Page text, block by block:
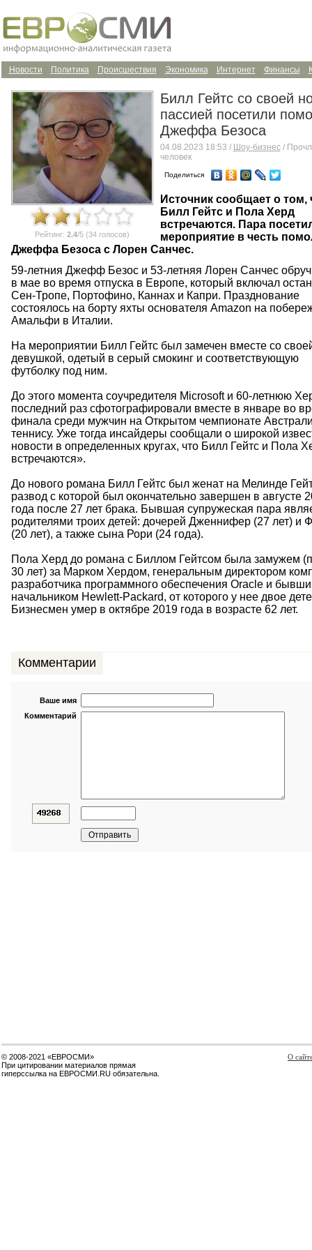
Финансы
Интернет
Экономика
Происшествия
Политика
Новости
Рейтинг: 2.4/5 (34 голосов)
Билл Гейтс со своей
пассией посетили
Джеффа Безоса
04.08.2023 18:53 / Шоу-бизнес/
человек
Поделиться
Источник сообщает о том,
Билл Гейтс и Пола Херд
встречаются. Пара
мероприятие в честь
Джеффа Безоса с Лорен Санчес.
59-летния Джефф Безос и 53-летняя Лорен Санчес
в мае во время отпуска в Европе, который включал
Сен-Тропе, Портофино, Каннах и Капри. Празднование
состоялось на борту яхты основателя Amazon на
Амальфи в Италии.
На мероприятии Билл Гейтс был замечен вместе со
девушкой, одетый в серый смокинг и соответствующую
футболку под ним.
До этого момента соучредителя Microsoft и 60-летнюю
последний раз сфотографировали вместе в январе во
финала среди мужчин на Открытом чемпионате
теннису. Уже тогда инсайдеры сообщали о широкой
новости в определенных кругах, что Билл Гейтс и Пола
встречаются».
До нового романа Билл Гейтс был женат на Мелинде
развод с которой был окончательно завершен в августе
года после 27 лет брака. Бывшая супружеская пара
родителями троих детей: дочерей Дженнифер (27 лет) и
(20 лет), а также сына Рори (24 года).
Пола Херд до романа с Биллом Гейтсом была замужем
30 лет) за Марком Хердом, генеральным директором
разработчика программного обеспечения Oracle и
начальником Hewlett-Packard, от которого у нее двое
Бизнесмен умер в октябре 2019 года в возрасте 62 лет.
Комментарии
Ваше имя
Комментарий
© 2008-2021 «ЕВРОСМИ»
При цитировании материалов прямая
гиперссылка на ЕВРОСМИ.RU обязательна.
О